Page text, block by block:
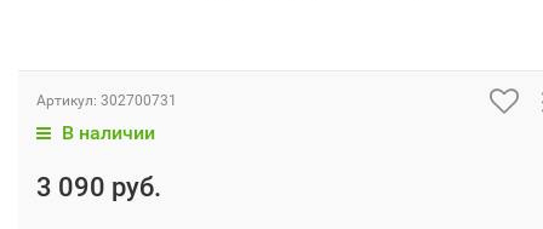
Артикул: 302700731
В наличии
3 090 руб.